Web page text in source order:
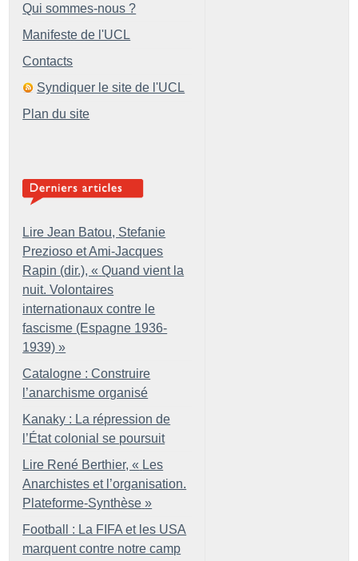
Qui sommes-nous ?
Manifeste de l'UCL
Contacts
Syndiquer le site de l'UCL
Plan du site
Lire Jean Batou, Stefanie
Prezioso et Ami-Jacques
Rapin (dir.), « Quand vient la
nuit. Volontaires
internationaux contre le
fascisme (Espagne 1936-
1939) »
Catalogne : Construire
l’anarchisme organisé
Kanaky : La répression de
l’État colonial se poursuit
Lire René Berthier, « Les
Anarchistes et l’organisation.
Plateforme-Synthèse »
Football : La FIFA et les USA
marquent contre notre camp